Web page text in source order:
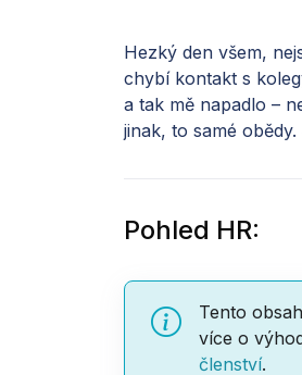
Hezký den všem,
chybí kontakt s
a tak mě napadlo –
jinak, to samé
Pohled HR:
Tento
více o
členství.